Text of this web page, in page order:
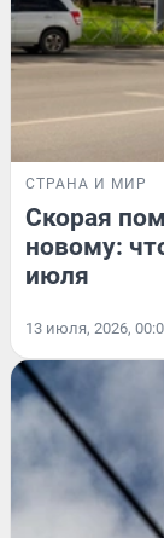
СТРАНА И МИР
Скорая
новому:
июля
13 июля, 2026,